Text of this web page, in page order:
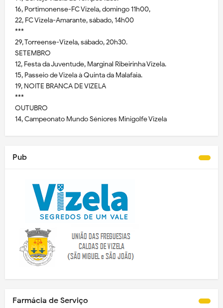
16, Portimonense-FC Vizela, domingo 11h00,
22, FC Vizela-Amarante, sábado, 14h00
***
29, Torreense-Vizela, sábado, 20h30.
SETEMBRO
12, Festa da Juventude, Marginal Ribeirinha Vizela.
15, Passeio de Vizela à Quinta da Malafaia.
19, NOITE BRANCA DE VIZELA
***
OUTUBRO
14, Campeonato Mundo Séniores Minigolfe Vizela
Pub
Farmácia de Serviço